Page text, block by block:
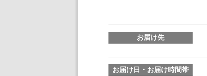
お届け先
お届け日・お届け時間帯